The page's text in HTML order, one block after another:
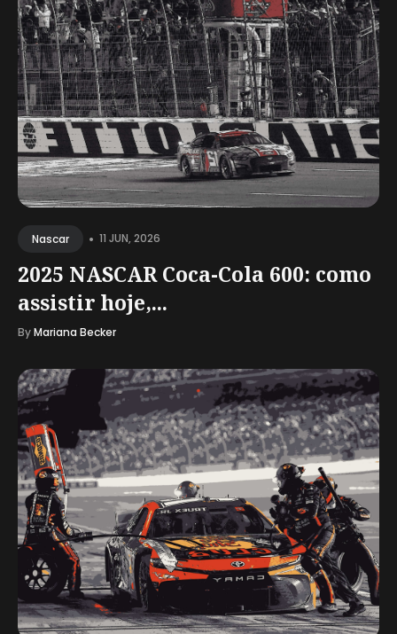
Nascar • 11 JUN, 2026
2025 NASCAR Coca-Cola 600: como
assistir hoje,...
ByMariana Becker